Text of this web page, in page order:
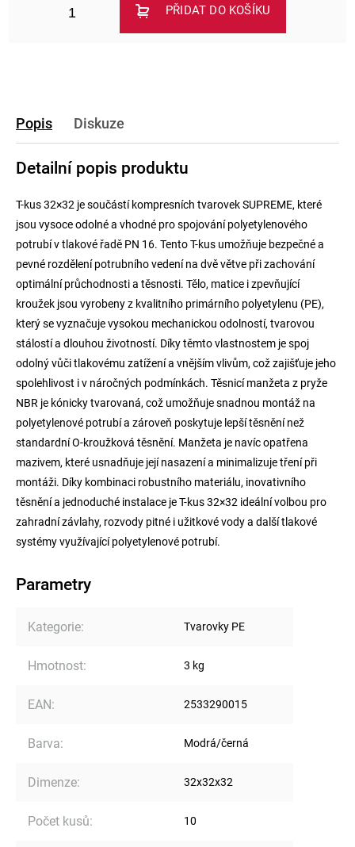
PŘIDAT DO KOŠÍKU
Popis Diskuze
Detailní popis produktu
T-kus 32×32 je součástí kompresních tvarovek SUPREME, které
jsou vysoce odolné a vhodné pro spojování polyetylenového
potrubí v tlakové řadě PN 16. Tento T-kus umožňuje bezpečné a
pevné rozdělení potrubního vedení na dvě větve při zachování
optimální průchodnosti a těsnosti. Tělo, matice i zpevňující
kroužek jsou vyrobeny z kvalitního primárního polyetylenu (PE),
který se vyznačuje vysokou mechanickou odolností, tvarovou
stálostí a dlouhou životností. Díky těmto vlastnostem je spoj
odolný vůči tlakovému zatížení a vnějším vlivům, což zajišťuje jeho
spolehlivost i v náročných podmínkách. Těsnicí manžeta z pryže
NBR je kónicky tvarovaná, což umožňuje snadnou montáž na
polyetylenové potrubí a zároveň poskytuje lepší těsnění než
standardní O-kroužková těsnění. Manžeta je navíc opatřena
mazivem, které usnadňuje její nasazení a minimalizuje tření při
montáži. Díky kombinaci robustního materiálu, inovativního
těsnění a jednoduché instalace je T-kus 32×32 ideální volbou pro
zahradní závlahy, rozvody pitné i užitkové vody a další tlakové
systémy využívající polyetylenové potrubí.
Parametry
Kategorie: Tvarovky PE
Hmotnost: 3 kg
EAN: 2533290015
Barva: Modrá/černá
Dimenze: 32x32x32
Počet kusů: 10